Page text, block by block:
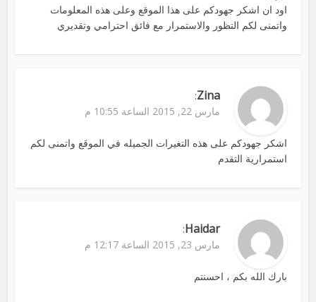
اود ان اشكر جهودكم على هذا الموقع وعلى هذه المعلومات
واتمنى لكم التظور والاستمرار مع فائق احترامي وتقديري
Zina
:
مارس 22, 2015 الساعة 10:55 م
اشكر جهودكم على هذه التغيرات الجميله في الموقع واتمنى لكم
استمرارية التقدم
Haidar
:
مارس 23, 2015 الساعة 12:17 م
بارك الله بكم ، احسنتم